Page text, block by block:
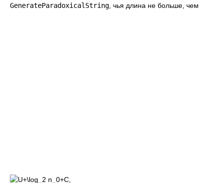
GenerateParadoxicalString , чья длина не больше, чем